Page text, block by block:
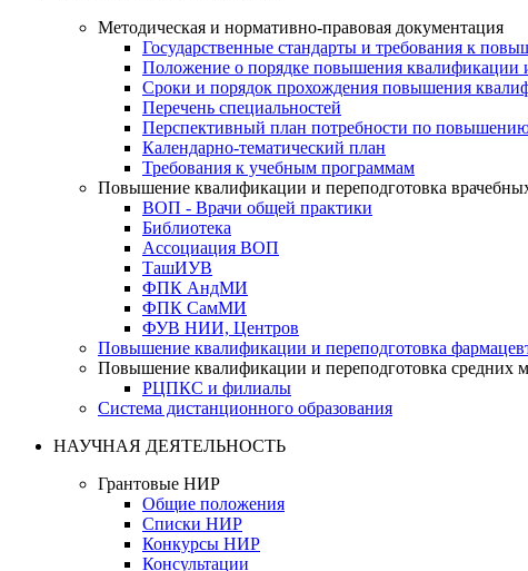
Методическая и нормативно-правовая документация
Государственные стандарты и требования к
Положение о порядке повышения квалификации
Сроки и порядок прохождения повышения
Перечень специальностей
Перспективный план потребности по
Календарно-тематический план
Требования к учебным программам
Повышение квалификации и переподготовка
ВОП - Врачи общей практики
Библиотека
Ассоциация ВОП
ТашИУВ
ФПК АндМИ
ФПК СамМИ
ФУВ НИИ, Центров
Повышение квалификации и переподготовка
Повышение квалификации и переподготовка средних
РЦПКС и филиалы
Система дистанционного образования
НАУЧНАЯ ДЕЯТЕЛЬНОСТЬ
Грантовые НИР
Общие положения
Списки НИР
Конкурсы НИР
Консультации